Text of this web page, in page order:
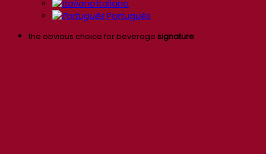
Italiano
Português
the obvious choice for beverage signature